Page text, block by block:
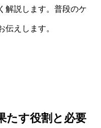
解説します。普段のケ
伝えします。
たす役割と必要